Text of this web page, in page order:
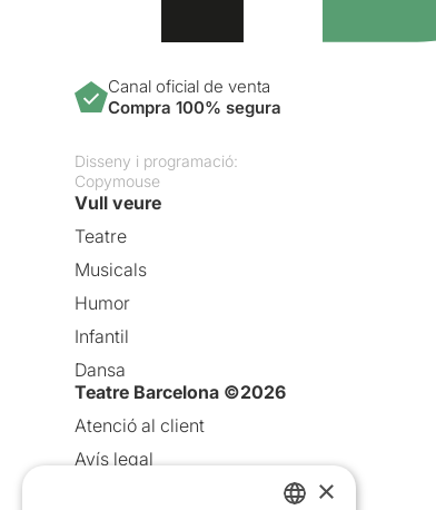
Canal oficial de venta
Compra 100% segura
Disseny i programació:
Copymouse
Vull veure
Teatre
Musicals
Humor
Infantil
Dansa
Teatre Barcelona ©2026
Atenció al client
Avís legal
×